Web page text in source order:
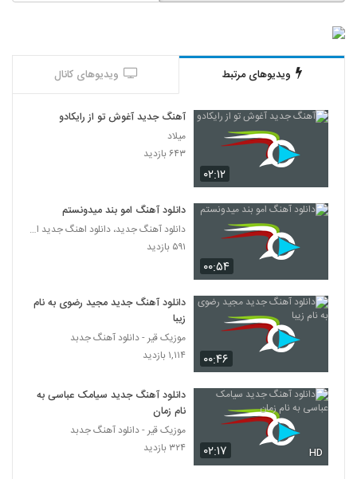
ویدیوهای مرتبط ویدیوهای کانال
۰۲:۱۲
آهنگ جدید آغوش تو از رایکادو
میلاد
۶۴۳ بازدید
۰۰:۵۴
دانلود آهنگ امو بند میدونستم
دانلود آهنگ جدید، دانلود اهنگ جدید ایرانی
۵۹۱ بازدید
۰۰:۴۶
دانلود آهنگ جدید مجید رضوی به نام
زیبا
موزیک قیر - دانلود آهنگ جدبد
۱,۱۱۴ بازدید
۰۲:۱۷ HD
دانلود آهنگ جدید سیامک عباسی به
نام زمان
موزیک قیر - دانلود آهنگ جدبد
۳۲۴ بازدید